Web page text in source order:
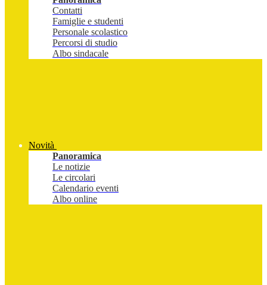
Contatti
Famiglie e studenti
Personale scolastico
Percorsi di studio
Albo sindacale
Novità
Panoramica
Le notizie
Le circolari
Calendario eventi
Albo online